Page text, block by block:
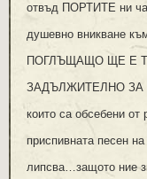
отвъд ПОРТИТЕ ни
душевно вникване
ПОГЛЪЩАЩО ЩЕ Е
ЗАДЪЛЖИТЕЛНО ЗА
които са обсебени
приспивната песен
липсва…защото ние